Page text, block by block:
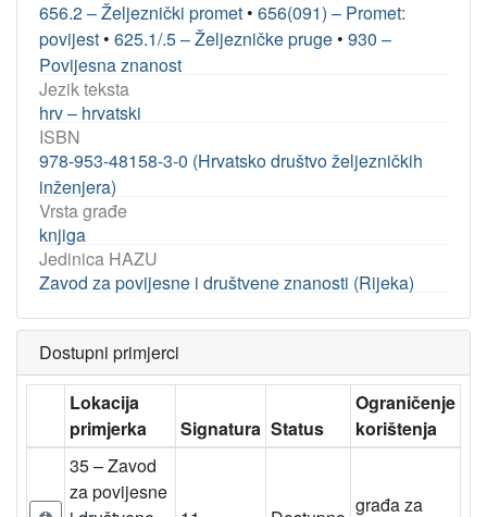
656.2 – Željeznički promet • 656(091) – Promet:
povijest • 625.1/.5 – Željezničke pruge • 930 –
Povijesna znanost
Jezik teksta
hrv – hrvatski
ISBN
978-953-48158-3-0 (Hrvatsko društvo željezničkih
inženjera)
Vrsta građe
knjiga
Jedinica HAZU
Zavod za povijesne i društvene znanosti (Rijeka)
Dostupni primjerci
Lokacija
primjerka
Signatura Status
Ograničenje
korištenja
35 – Zavod
za povijesne
građa za